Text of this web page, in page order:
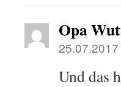
Opa
Und das